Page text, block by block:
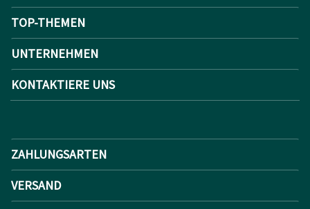
TOP-THEMEN
UNTERNEHMEN
KONTAKTIERE UNS
ZAHLUNGSARTEN
VERSAND